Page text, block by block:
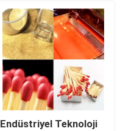
Endüstriyel Teknoloji